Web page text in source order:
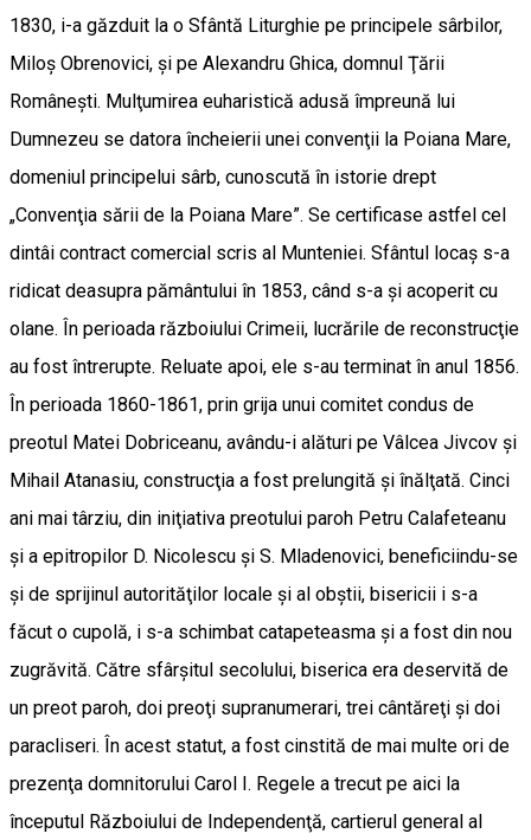
1830, i-a găzduit la o Sfântă Liturghie pe principele sârbilor,
Miloş Obrenovici, şi pe Alexandru Ghica, domnul Ţării
Româneşti. Mulţumirea euharistică adusă împreună lui
Dumnezeu se datora încheierii unei convenţii la Poiana Mare,
domeniul principelui sârb, cunoscută în istorie drept
„Convenţia sării de la Poiana Mare”. Se certificase astfel cel
dintâi contract comercial scris al Munteniei. Sfântul locaş s-a
ridicat dea­supra pământului în 1853, când s-a şi acoperit cu
olane. În perioada războiului Crimeii, lucrările de reconstrucţie
au fost întrerupte. Reluate apoi, ele s-au terminat în anul 1856.
În perioada 1860-1861, prin grija unui comitet condus de
preotul Matei Dobriceanu, avându-i alături pe Vâlcea Jivcov şi
Mihail Atanasiu, construcţia a fost prelungită şi înălţată. Cinci
ani mai târziu, din iniţiativa preotului paroh Petru Calafeteanu
şi a epitropilor D. Nicolescu şi S. Mladenovici, beneficiindu-se
şi de sprijinul autorităţilor locale şi al obştii, bisericii i s-a
făcut o cupolă, i s-a schimbat catapeteasma şi a fost din nou
zugrăvită. Către sfârşitul secolului, biserica era deservită de
un preot paroh, doi preoţi supranumerari, trei cântăreţi şi doi
paracliseri. În acest statut, a fost cinstită de mai multe ori de
prezenţa domnitorului Carol I. Regele a trecut pe aici la
începutul Războiului de Independenţă, cartierul general al